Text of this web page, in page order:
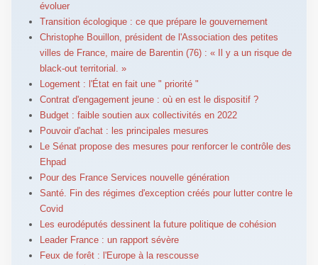
évoluer
Transition écologique : ce que prépare le gouvernement
Christophe Bouillon, président de l'Association des petites
villes de France, maire de Barentin (76) : « Il y a un risque de
black-out territorial. »
Logement : l'État en fait une " priorité "
Contrat d'engagement jeune : où en est le dispositif ?
Budget : faible soutien aux collectivités en 2022
Pouvoir d'achat : les principales mesures
Le Sénat propose des mesures pour renforcer le contrôle des
Ehpad
Pour des France Services nouvelle génération
Santé. Fin des régimes d'exception créés pour lutter contre le
Covid
Les eurodéputés dessinent la future politique de cohésion
Leader France : un rapport sévère
Feux de forêt : l'Europe à la rescousse